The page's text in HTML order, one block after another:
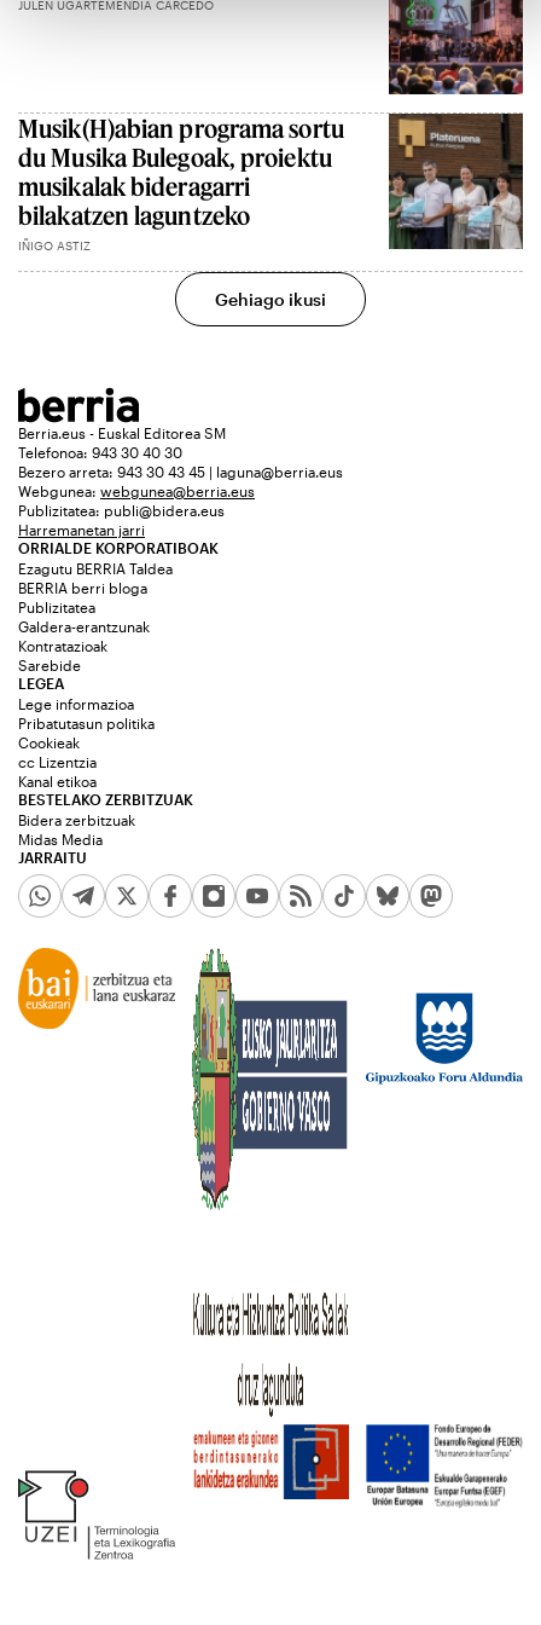
JULEN UGARTEMENDIA CARCEDO
Musik(H)abian programa sortu
du Musika Bulegoak, proiektu
musikalak bideragarri
bilakatzen laguntzeko
IÑIGO ASTIZ
Gehiago ikusi
Berria.eus - Euskal Editorea SM
Telefonoa: 943 30 40 30
Bezero arreta: 943 30 43 45 | laguna@berria.eus
Webgunea: webgunea@berria.eus
Publizitatea: publi@bidera.eus
Harremanetan jarri
ORRIALDE KORPORATIBOAK
Ezagutu BERRIA Taldea
BERRIA berri bloga
Publizitatea
Galdera-erantzunak
Kontratazioak
Sarebide
JARRAITU
LEGEA
Lege informazioa
Pribatutasun politika
Cookieak
cc Lizentzia
Kanal etikoa
BESTELAKO ZERBITZUAK
Bidera zerbitzuak
Midas Media